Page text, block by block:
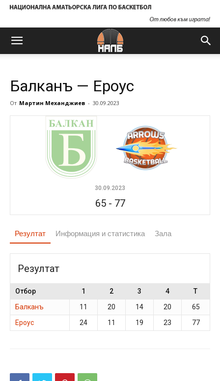
Балканъ — Ероус
От Мартин Механджиев - 30.09.2023
30.09.2023
65- 77
Резултат Информация и статистика Зала
Резултат
Отбор 1 2 3 4
T
Балканъ
11 20 14 20
65
Ероус
24 11 19 23 77